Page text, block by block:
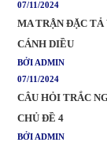
07/11/2024
MA TRẬN ĐẶC
CÁNH DIỀU
BỞI ADMIN
07/11/2024
CÂU HỎI TRẮC
CHỦ ĐỀ 4
BỞI ADMIN